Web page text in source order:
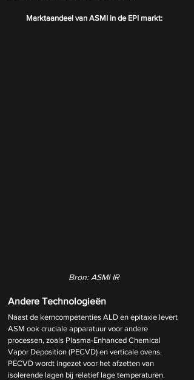
Marktaandeel van ASMI in de EPI markt:
Bron: ASMI IR
Andere Technologieën
Naast de kerncompetenties ALD en epitaxie levert
ASM ook cruciale apparatuur voor andere
processen, zoals Plasma-Enhanced Chemical
Vapor Deposition (PECVD) en verticale ovens.
PECVD wordt ingezet voor het afzetten van
isolerende lagen bij relatief lage temperaturen.